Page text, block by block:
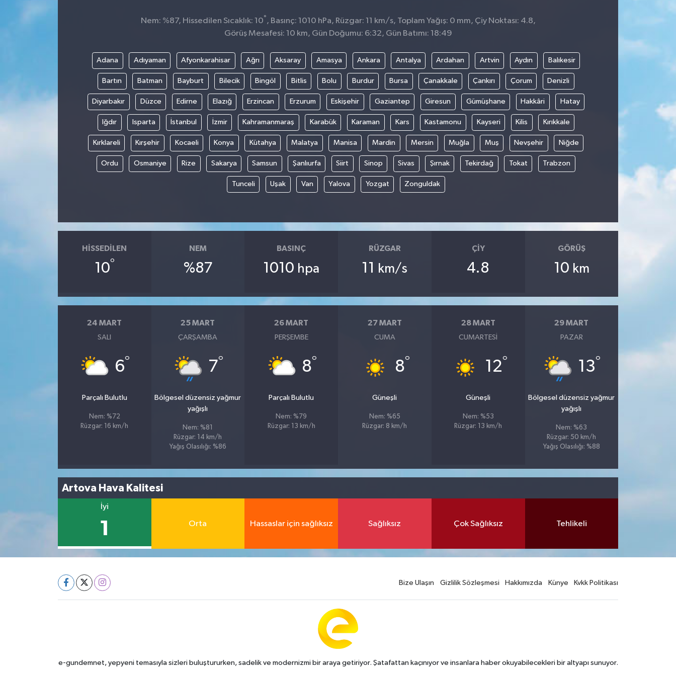
Nem: %87, Hissedilen Sıcaklık: 10° , Basınç: 1010 hPa, Rüzgar: 11 km/s, Toplam Yağış: 0 mm, Çiy Noktası: 4.8,
Görüş Mesafesi: 10 km, Gün Doğumu: 6:32, Gün Batımı: 18:49
Adana Adıyaman Afyonkarahisar Ağrı Aksaray Amasya Ankara Antalya Ardahan Artvin Aydın Balıkesir
Bartın Batman Bayburt Bilecik Bingöl Bitlis Bolu Burdur Bursa Çanakkale Çankırı Çorum Denizli
Diyarbakır Düzce Edirne Elazığ Erzincan Erzurum Eskişehir Gaziantep Giresun Gümüşhane Hakkâri Hatay
Iğdır Isparta İstanbul İzmir Kahramanmaraş Karabük Karaman Kars Kastamonu Kayseri Kilis Kırıkkale
Kırklareli Kırşehir Kocaeli Konya Kütahya Malatya Manisa Mardin Mersin Muğla Muş Nevşehir Niğde
Ordu Osmaniye Rize Sakarya Samsun Şanlıurfa Siirt Sinop Sivas Şırnak Tekirdağ Tokat Trabzon
Tunceli Uşak Van Yalova Yozgat Zonguldak
HISSEDILEN
10°
NEM
%87
BASINÇ
1010 hpa
RÜZGAR
11 km/s
ÇIY
4.8
GÖRÜŞ
10 km
24 MART
SALI
6°
Parçalı Bulutlu
Nem: %72
Rüzgar: 16 km/h
25 MART
ÇARŞAMBA
7°
Bölgesel düzensiz yağmur
yağışlı
Nem: %81
Rüzgar: 14 km/h
Yağış Olasılığı: %86
26 MART
PERŞEMBE
8°
Parçalı Bulutlu
Nem: %79
Rüzgar: 13 km/h
27 MART
CUMA
8°
Güneşli
Nem: %65
Rüzgar: 8 km/h
28 MART
CUMARTESI
12°
Güneşli
Nem: %53
Rüzgar: 13 km/h
29 MART
PAZAR
13°
Bölgesel düzensiz yağmur
yağışlı
Nem: %63
Rüzgar: 50 km/h
Yağış Olasılığı: %88
Artova Hava Kalitesi
İyi
1 Orta Hassaslar için sağlıksız Sağlıksız Çok Sağlıksız Tehlikeli
Bize Ulaşın Gizlilik Sözleşmesi Hakkımızda Künye Kvkk Politikası
e-gundemnet, yepyeni temasıyla sizleri buluştururken, sadelik ve modernizmi bir araya getiriyor. Şatafattan kaçınıyor ve insanlara haber okuyabilecekleri bir altyapı sunuyor.